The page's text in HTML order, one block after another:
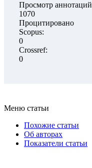
Просмотр аннотаций
1070
Процитировано
Scopus:
0
Crossref:
0
Меню статьи
Похожие статьи
Об авторах
Показатели статьи